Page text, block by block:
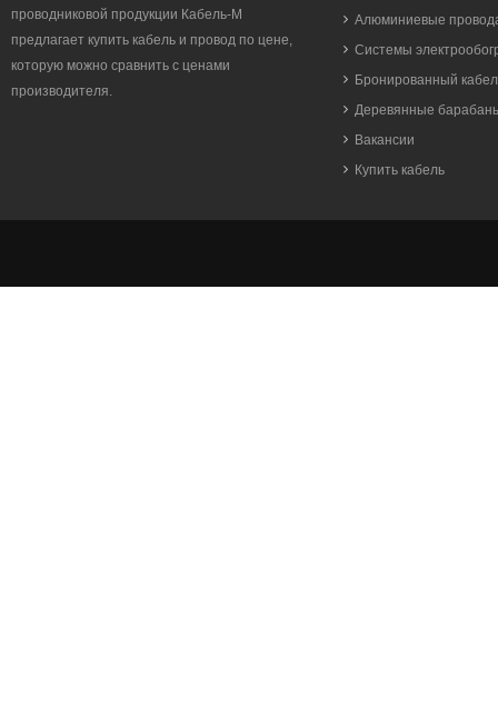
проводниковой продукции Кабель-М
предлагает купить кабель и провод по цене,
которую можно сравнить с ценами
производителя.
Алюминиевые
Системы
Бронированный
Деревянные
Вакансии
Купить кабель